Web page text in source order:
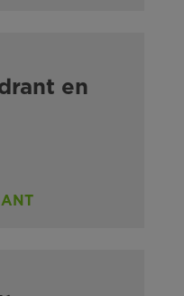
en